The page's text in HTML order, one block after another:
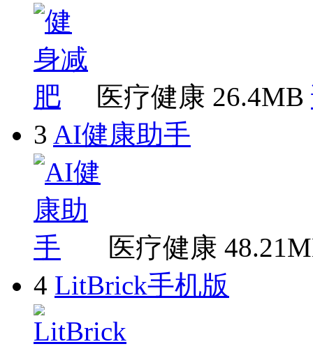
医疗健康 26.4MB
3 AI健康助手
医疗健康
4 LitBrick手机版